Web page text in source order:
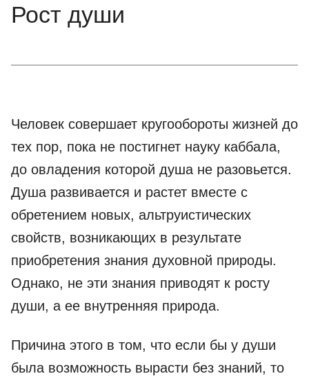
Рост души
Человек совершает кругообороты жизней до
тех пор, пока не постигнет науку каббала,
до овладения которой душа не разовьется.
Душа развивается и растет вместе с
обретением новых, альтруистических
свойств, возникающих в результате
приобретения знания духовной природы.
Однако, не эти знания приводят к росту
души, а ее внутренняя природа.
Причина этого в том, что если бы у души
была возможность вырасти без знаний, то